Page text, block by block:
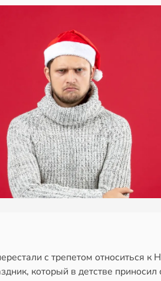
с трепетом относиться к
который в детстве приносил